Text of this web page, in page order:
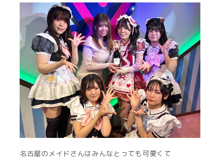
名古屋のメイドさんはみんなとっても可愛くて